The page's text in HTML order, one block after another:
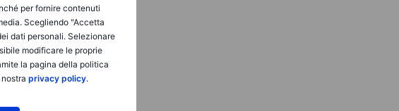
per fornire contenuti
Scegliendo "Accetta
dati personali. Selezionare
modificare le proprie
la pagina della politica
privacy policy.
di